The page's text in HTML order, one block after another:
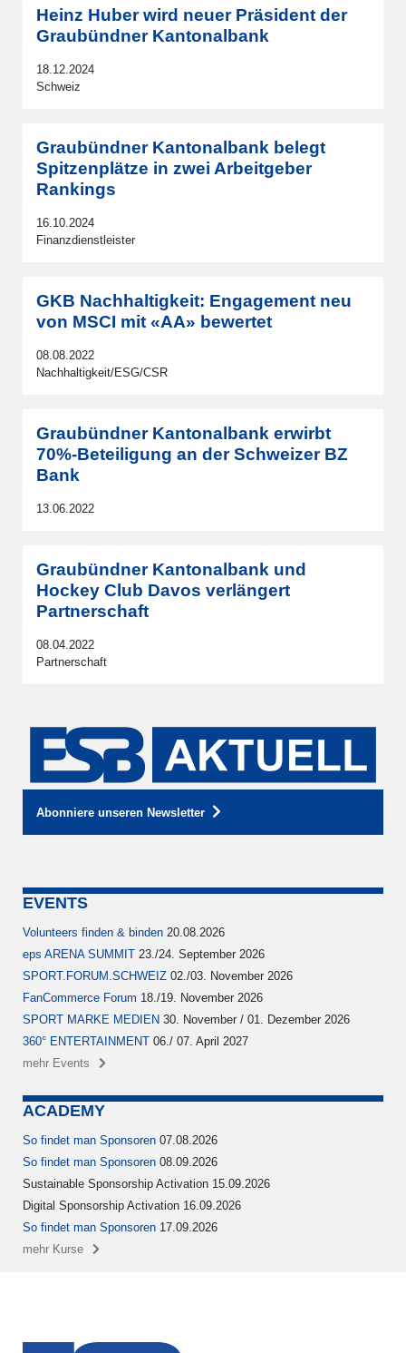
Heinz Huber wird neuer Präsident der
Graubündner Kantonalbank
18.12.2024
Schweiz
Graubündner Kantonalbank belegt
Spitzenplätze in zwei Arbeitgeber
Rankings
16.10.2024
Finanzdienstleister
GKB Nachhaltigkeit: Engagement neu
von MSCI mit «AA» bewertet
08.08.2022
Nachhaltigkeit/ESG/CSR
Graubündner Kantonalbank erwirbt
70%-Beteiligung an der Schweizer BZ
Bank
13.06.2022
Graubündner Kantonalbank und
Hockey Club Davos verlängert
Partnerschaft
08.04.2022
Partnerschaft
Abonniere unseren Newsletter
EVENTS
Volunteers finden & binden 20.08.2026
eps ARENA SUMMIT 23./24. September 2026
SPORT.FORUM.SCHWEIZ 02./03. November 2026
FanCommerce Forum 18./19. November 2026
SPORT MARKE MEDIEN 30. November / 01. Dezember 2026
360° ENTERTAINMENT 06./ 07. April 2027
mehr Events
ACADEMY
So findet man Sponsoren 07.08.2026
So findet man Sponsoren 08.09.2026
Sustainable Sponsorship Activation 15.09.2026
Digital Sponsorship Activation 16.09.2026
So findet man Sponsoren 17.09.2026
mehr Kurse